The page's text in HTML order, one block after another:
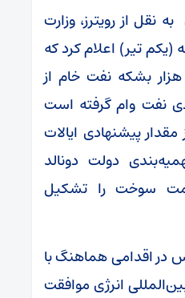
نقل از رویترز، وزارت
(یکم تیر) اعلام کرد که
یک شرکت انرژی ۵۰۰ هزار بشکه نفت خام از
نفت وام گرفته است
درصد از مقدار پیشنهادی ایالات
دولت دونالد
سوخت را تشکیل
در اقدامی هماهنگ با
انرژی موافقت